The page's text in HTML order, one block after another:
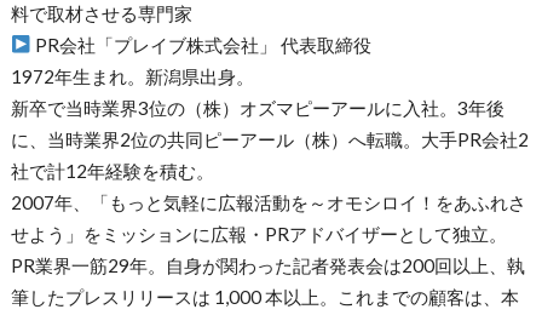
料で取材させる専門家
PR会社「プレイブ株式会社」 代表取締役
1972年生まれ。新潟県出身。
新卒で当時業界3位の（株）オズマピーアールに入社。3年後
に、当時業界2位の共同ピーアール（株）へ転職。大手PR会社2
社で計12年経験を積む。
2007年、「もっと気軽に広報活動を～オモシロイ！をあふれさ
せよう」をミッションに広報・PRアドバイザーとして独立。
PR業界一筋29年。自身が関わった記者発表会は200回以上、執
筆したプレスリリースは 1,000 本以上。これまでの顧客は、本